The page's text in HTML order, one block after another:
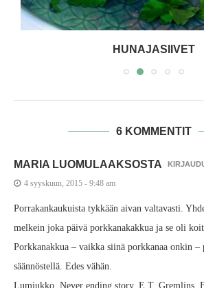
HUNAJASIIVET
6 KOMMENTIT
MARIA LUOMULAAKSOSTA
4 syyskuun, 2015 - 9:48 am
Porrakankaukuista tykkään aivan valtavasti.
melkein joka päivä porkkanakakkua ja se oli
Porkkanakkua – vaikka siinä porkkanaa onkin –
säännöstellä. Edes vähän.
Lumiukko, Never ending story, E.T, Gremlins,